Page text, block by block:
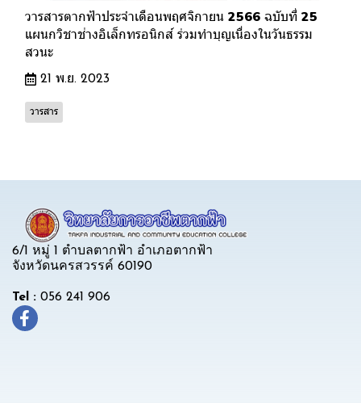
วารสารตากฟ้าประจำเดือนพฤศจิกายน 2566 ฉบับที่ 25
แผนกวิชาช่างอิเล็กทรอนิกส์ ร่วมทำบุญเนื่องในวันธรรม
สวนะ
21 พ.ย. 2023
วารสาร
6/1 หมู่ 1 ตำบลตากฟ้า อำเภอตากฟ้า
จังหวัดนครสวรรค์ 60190
Tel : 056 241 906